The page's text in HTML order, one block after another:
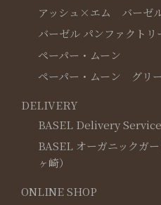
アッシュ×エム バーゼ
バーゼル パンファクトリ
ペーパー・ムーン
ペーパー・ムーン グリ
DELIVERY
BASEL Delivery Service
BASEL オーガニックガ
ヶ崎）
ONLINE SHOP